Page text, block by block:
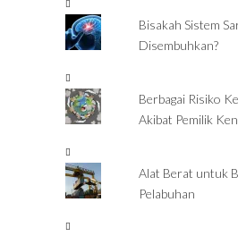
Bisakah Sistem
Disembuhkan?
Berbagai Risiko
Akibat Pemilik
Alat Berat untuk
Pelabuhan